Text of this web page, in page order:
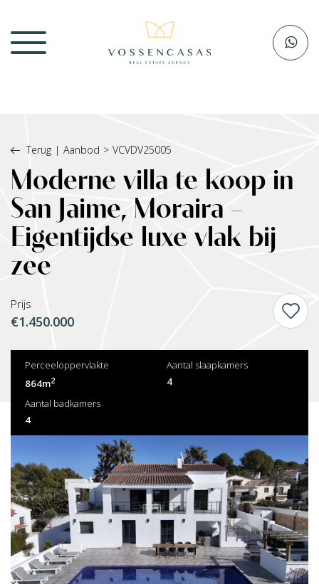
Terug | Aanbod > VCVDV25005
Moderne villa te koop in
San Jaime, Moraira –
Eigentijdse luxe vlak bij
zee
Prijs
€1.450.000
Perceeloppervlakte
864m2
Aantal slaapkamers
4
Aantal badkamers
4